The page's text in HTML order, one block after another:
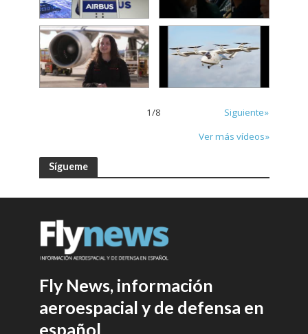
1/8
Siguiente»
Ver más vídeos»
Sígueme
Fly News, información
aeroespacial y de defensa en
español